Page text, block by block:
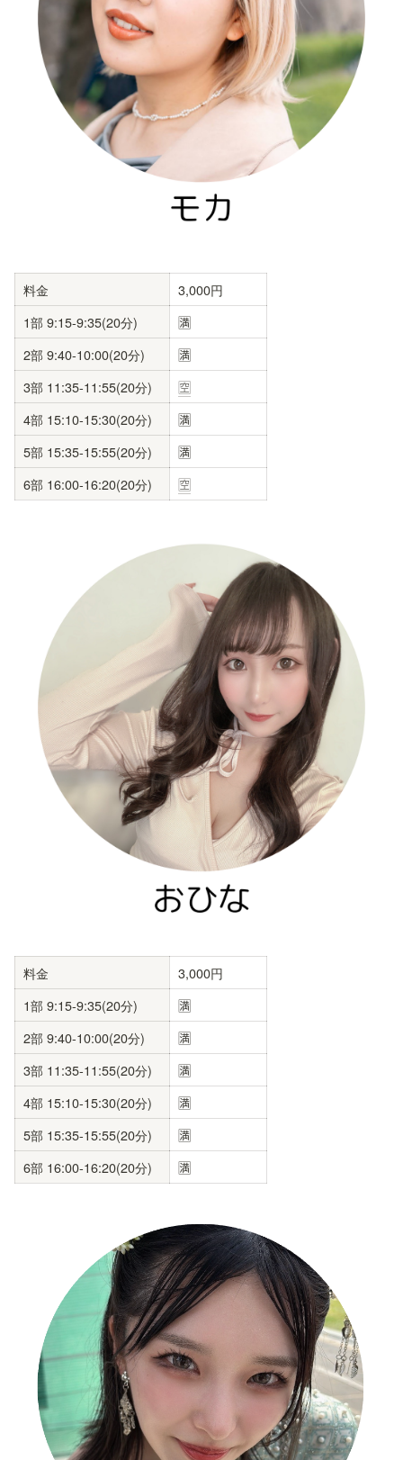
料金
3,000円
1部 9:15-9:35(20分)
🈵
2部 9:40-10:00(20分)
🈵
3部 11:35-11:55(20分)
🈳
4部 15:10-15:30(20分)
🈵
5部 15:35-15:55(20分)
🈵
6部 16:00-16:20(20分)
🈳
料金
3,000円
1部 9:15-9:35(20分)
🈵
2部 9:40-10:00(20分)
🈵
3部 11:35-11:55(20分)
🈵
4部 15:10-15:30(20分)
🈵
5部 15:35-15:55(20分)
🈵
6部 16:00-16:20(20分)
🈵